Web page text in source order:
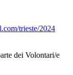
trieste/2024
dei Volontari/e